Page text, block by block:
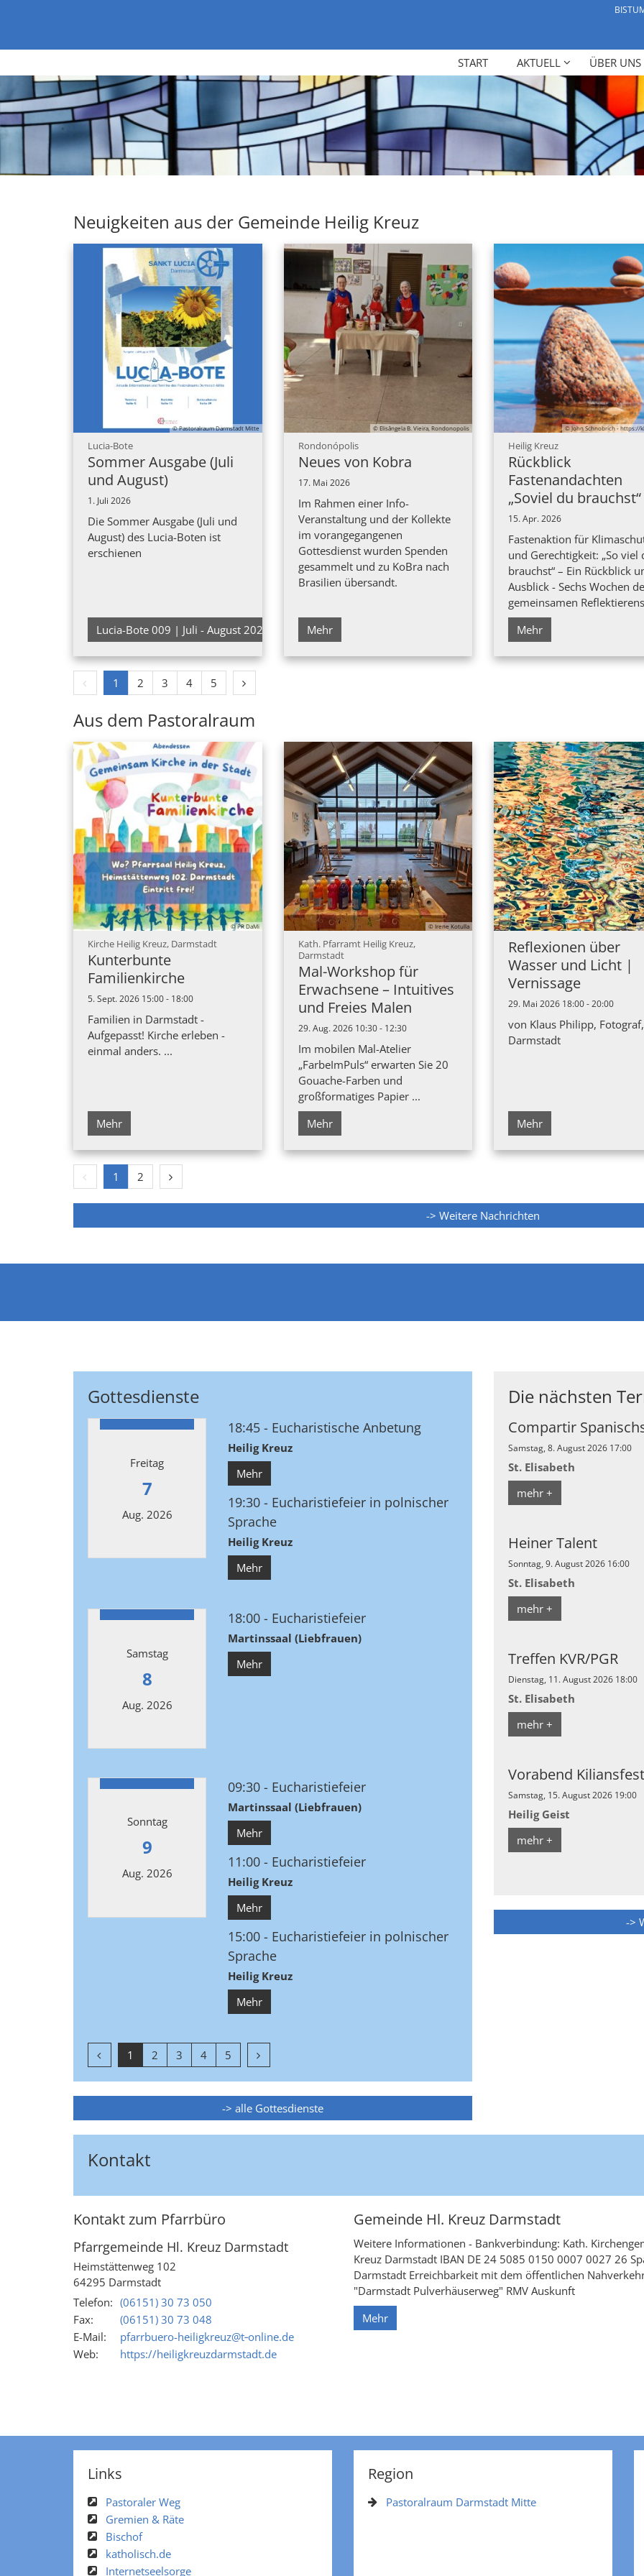
START AKTUELL ÜBER UNS
Neuigkeiten aus der Gemeinde Heilig Kreuz
© Pastoralraum Darmstadt Mitte
Lucia-Bote:
Sommer Ausgabe (Juli
und August)
1. Juli 2026
Die Sommer Ausgabe (Juli und
August) des Lucia-Boten ist
erschienen
Lucia-Bote 009 | Juli - August 2026
© Elisângela B. Vieira, Rondonopolis
Rondonópolis:
Neues von Kobra
17. Mai 2026
Im Rahmen einer Info-
Veranstaltung und der Kollekte
im vorangegangenen
Gottesdienst wurden Spenden
gesammelt und zu KoBra nach
Brasilien übersandt.
Mehr
© John Schnobrich - https://
Heilig Kreuz:
Rückblick
Fastenandachten
„Soviel du brauchst“
15. Apr. 2026
Fastenaktion für
und Gerechtigkeit: „So viel
brauchst“ – Ein Rückblick
Ausblick - Sechs Wochen
gemeinsamen
Mehr
Vorherige Seite
1 2 3 4 5 Nächste Seite
Aus dem Pastoralraum
© PR DaMi
Kirche Heilig Kreuz, Darmstadt:
Kunterbunte
Familienkirche
5. Sept. 2026 15:00 - 18:00
Familien in Darmstadt -
Aufgepasst! Kirche erleben -
einmal anders. ...
Mehr
© Irene Kotulla
Kath. Pfarramt Heilig Kreuz,
Darmstadt:
Mal-Workshop für
Erwachsene – Intuitives
und Freies Malen
29. Aug. 2026 10:30 - 12:30
Im mobilen Mal-Atelier
„FarbeImPuls“ erwarten Sie 20
Gouache-Farben und
großformatiges Papier ...
Mehr
©
Reflexionen über
Wasser und Licht |
Vernissage
29. Mai 2026 18:00 - 20:00
von Klaus Philipp, Fotograf,
Darmstadt
Mehr
Vorherige Seite
1 2 Nächste Seite
-> Weitere Nachrichten
Gottesdienste
Freitag
7
Aug. 2026
18:45 Eucharistische Anbetung
Heilig Kreuz
Mehr
19:30
Eucharistiefeier in polnischer
Sprache
Heilig Kreuz
Mehr
Samstag
8
Aug. 2026
18:00 Eucharistiefeier
Martinssaal (Liebfrauen)
Mehr
Sonntag
9
Aug. 2026
09:30 Eucharistiefeier
Martinssaal (Liebfrauen)
Mehr
11:00 Eucharistiefeier
Heilig Kreuz
Mehr
15:00
Eucharistiefeier in polnischer
Sprache
Heilig Kreuz
Mehr
Vorherige Seite
1 2 3 4 5 Nächste Seite
-> alle Gottesdienste
Die nächsten
Compartir
Samstag, 8. August 2026 17:00
St. Elisabeth
mehr +
Heiner Talent
Sonntag, 9. August 2026 16:00
St. Elisabeth
mehr +
Treffen KVR/PGR
Dienstag, 11. August 2026 18:00
St. Elisabeth
mehr +
Vorabend Kiliansfest
Samstag, 15. August 2026 19:00
Heilig Geist
mehr +
->
Kontakt
Gemeinde Hl. Kreuz Darmstadt
Weitere Informationen - Bankverbindung: Kath.
Kreuz Darmstadt IBAN DE 24 5085 0150 0007 0027 26
Darmstadt Erreichbarkeit mit dem öffentlichen
"Darmstadt Pulverhäuserweg" RMV Auskunft
Mehr
Kontakt zum Pfarrbüro
Pfarrgemeinde Hl. Kreuz Darmstadt
Heimstättenweg 102
64295 Darmstadt
Telefon: (06151) 30 73 050
Fax:
(06151) 30 73 048
E-Mail:
pfarrbuero-heiligkreuz@t‑online.de
Web:
https://heiligkreuzdarmstadt.de
Links
Pastoraler Weg
Gremien & Räte
Bischof
katholisch.de
Internetseelsorge
Region
Pastoralraum Darmstadt Mitte